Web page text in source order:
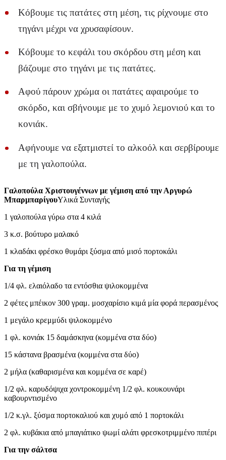
Κόβουμε τις πατάτες στη μέση, τις ρίχνουμε στο
τηγάνι μέχρι να χρυσαφίσουν.
Κόβουμε το κεφάλι του σκόρδου στη μέση και
βάζουμε στο τηγάνι με τις πατάτες.
Αφού πάρουν χρώμα οι πατάτες αφαιρούμε το
σκόρδο, και σβήνουμε με το χυμό λεμονιού και το
κονιάκ.
Αφήνουμε να εξατμιστεί το αλκοόλ και σερβίρουμε
με τη γαλοπούλα.
Γαλοπούλα Χριστουγέννων με γέμιση από την Αργυρώ
ΜπαρμπαρίγουΥλικά Συνταγής
1 γαλοπούλα γύρω στα 4 κιλά
3 κ.σ. βούτυρο μαλακό
1 κλαδάκι φρέσκο θυμάρι ξύσμα από μισό πορτοκάλι
Για τη γέμιση
1/4 φλ. ελαιόλαδο τα εντόσθια ψιλοκομμένα
2 φέτες μπέικον 300 γραμ. μοσχαρίσιο κιμά μία φορά περασμένος
1 μεγάλο κρεμμύδι ψιλοκομμένο
1 φλ. κονιάκ 15 δαμάσκηνα (κομμένα στα δύο)
15 κάστανα βρασμένα (κομμένα στα δύο)
2 μήλα (καθαρισμένα και κομμένα σε καρέ)
1/2 φλ. καρυδόψιχα χοντροκομμένη 1/2 φλ. κουκουνάρι
καβουρντισμένο
1/2 κ.γλ. ξύσμα πορτοκαλιού και χυμό από 1 πορτοκάλι
2 φλ. κυβάκια από μπαγιάτικο ψωμί αλάτι φρεσκοτριμμένο πιπέρι
Για την σάλτσα